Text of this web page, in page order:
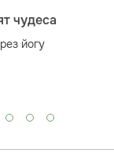
чудеса
йогу